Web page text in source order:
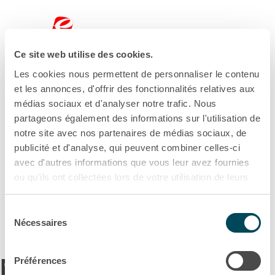
Ce site web utilise des cookies.
Les cookies nous permettent de personnaliser le contenu
et les annonces, d'offrir des fonctionnalités relatives aux
médias sociaux et d'analyser notre trafic. Nous
partageons également des informations sur l'utilisation de
notre site avec nos partenaires de médias sociaux, de
publicité et d'analyse, qui peuvent combiner celles-ci
avec d'autres informations que vous leur avez fournies
ou qu'ils ont collectées lors de votre utilisation de leurs
services.
Politique de confidentialité
Nécessaires
Préférences
Nouveau contract